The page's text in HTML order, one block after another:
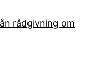
rådgivning om